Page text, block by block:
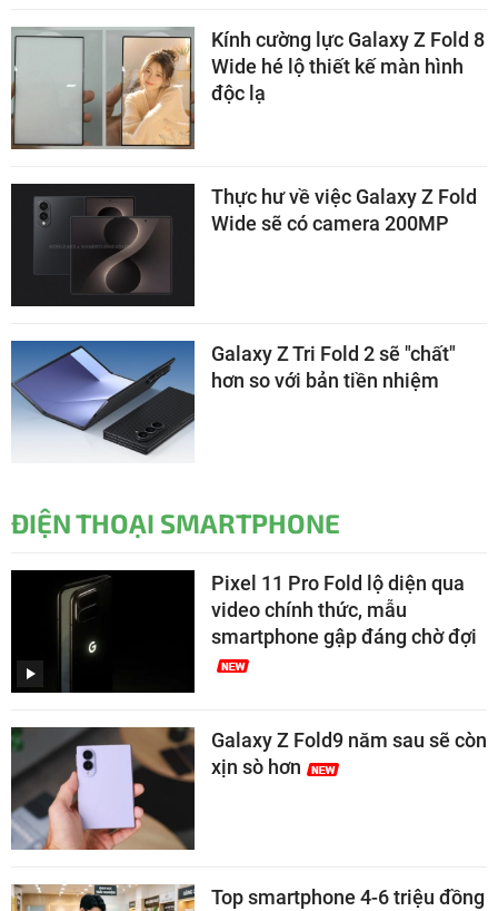
Kính cường lực Galaxy Z Fold 8
Wide hé lộ thiết kế màn hình
độc lạ
Thực hư về việc Galaxy Z Fold
Wide sẽ có camera 200MP
Galaxy Z Tri Fold 2 sẽ "chất"
hơn so với bản tiền nhiệm
ĐIỆN THOẠI SMARTPHONE
Pixel 11 Pro Fold lộ diện qua
video chính thức, mẫu
smartphone gập đáng chờ đợi
Galaxy Z Fold9 năm sau sẽ còn
xịn sò hơn
Top smartphone 4-6 triệu đồng